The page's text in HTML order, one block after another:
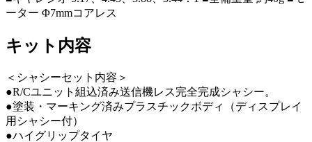
ーター Φ7mmコアレス
キット内容
＜シャシーセット内容＞
●R/Cユニット組込済み送信機レス完全完成シャシー。
●塗装・マーキング済みプラスチックボディ（ディスプレイ
用シャシー付）
●ハイグリップタイヤ